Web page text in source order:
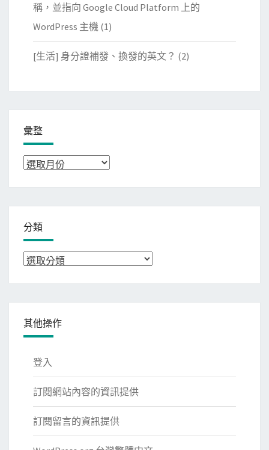
稱，並指向 Google Cloud Platform 上的
WordPress 主機 (1)
[生活] 身分證補發、換發的英文？ (2)
彙整
彙
分類
分
其他操作
登入
訂閱網站內容的資訊提供
訂閱留言的資訊提供